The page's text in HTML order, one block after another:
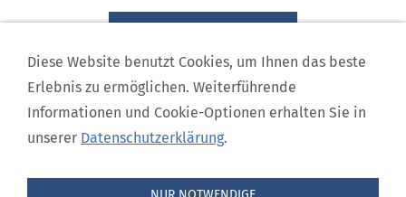
© Continental Industrie GmbH Gebläse- und Exhaustorentechnik
Clemens-August-Platz 7, 41542 Dormagen-Nievenheim - Tel. +49 (0)2133 /
Diese Website benutzt Cookies, um Ihnen das beste
Erlebnis zu ermöglichen. Weiterführende
Informationen und Cookie-Optionen erhalten Sie in
unserer Datenschutzerklärung.